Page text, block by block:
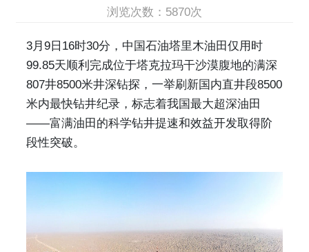
浏览次数：5870次
3月9日16时30分，中国石油塔里木油田仅用时
99.85天顺利完成位于塔克拉玛干沙漠腹地的满深
807井8500米井深钻探，一举刷新国内直井段8500
米内最快钻井纪录，标志着我国最大超深油田
——富满油田的科学钻井提速和效益开发取得阶
段性突破。